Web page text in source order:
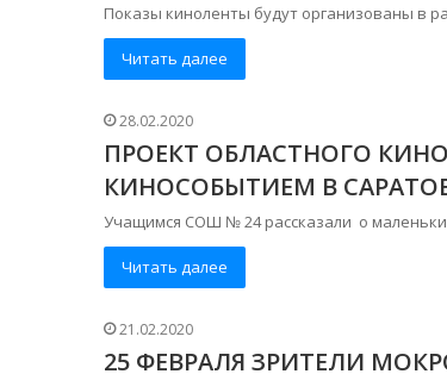
Показы киноленты будут организованы в
Читать далее
28.02.2020
ПРОЕКТ ОБЛАСТНОГО
КИНОСОБЫТИЕМ В
Учащимся СОШ № 24 рассказали о
Читать далее
21.02.2020
25 ФЕВРАЛЯ ЗРИТЕЛИ